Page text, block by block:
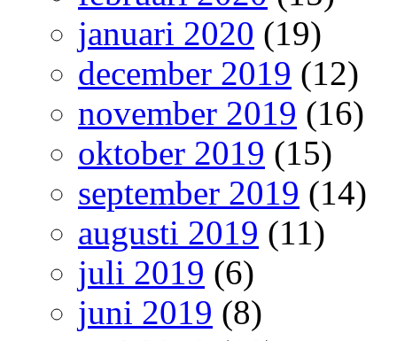
januari 2020 (19)
december 2019 (12)
november 2019 (16)
oktober 2019 (15)
september 2019 (14)
augusti 2019 (11)
juli 2019 (6)
juni 2019 (8)